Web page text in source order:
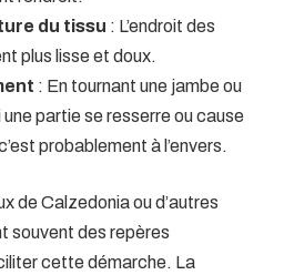
du tissu : L’endroit des
plus lisse et doux.
: En tournant une jambe ou
partie se resserre ou cause
probablement à l’envers.
de Calzedonia ou d’autres
souvent des repères
cette démarche. La